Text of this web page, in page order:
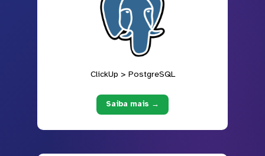
ClickUp > PostgreSQL
Saiba mais →